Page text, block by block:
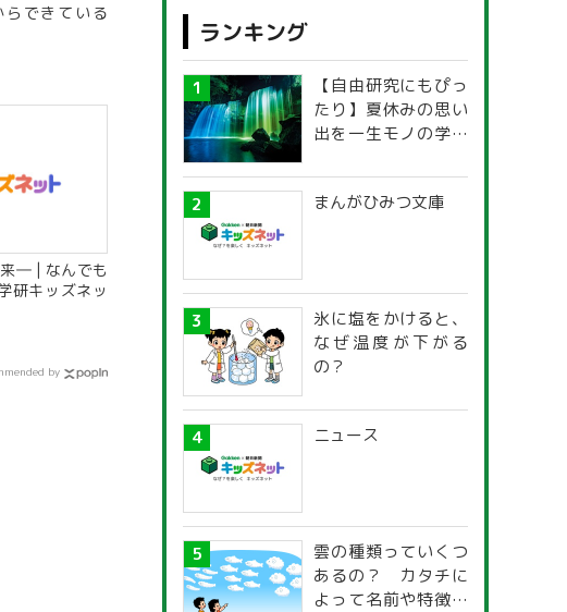
らできている
― | なんでも
研キッズネッ
by
ランキング
【自由研究にもぴっ
たり】夏休みの思い
出を一生モノの学び
探究ガイド
まんがひみつ文庫
氷に塩をかけると、
なぜ温度が下がる
の？
ニュース
雲の種類っていくつ
あるの？ カタチに
よって名前や特徴が